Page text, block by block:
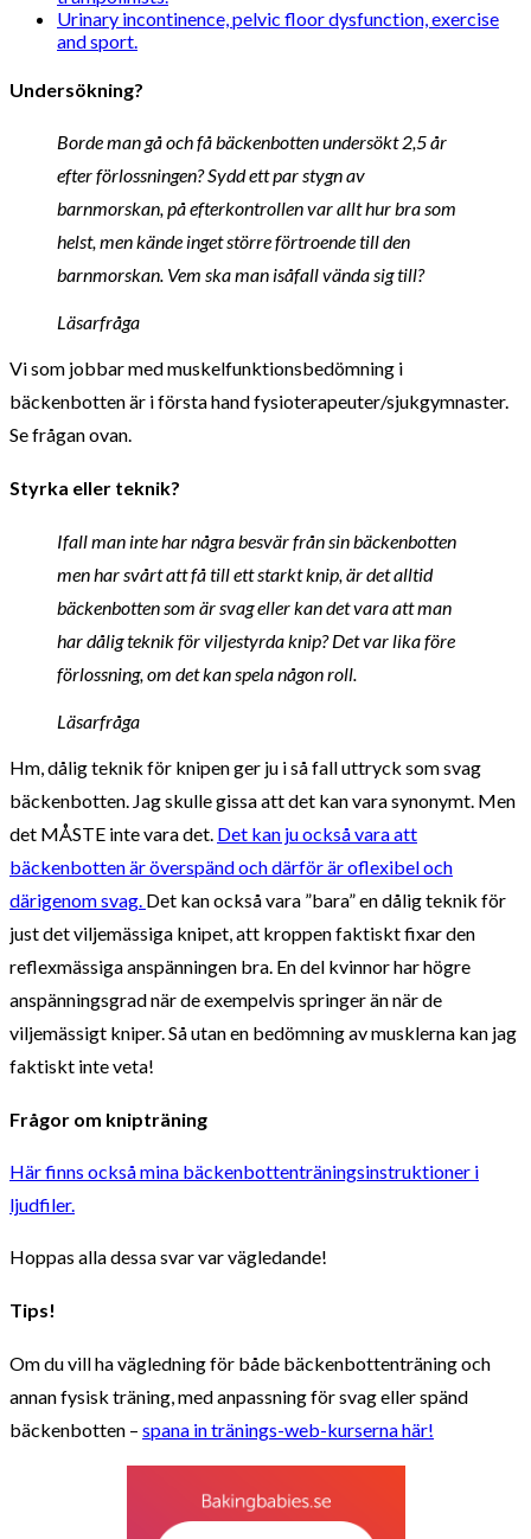
Urinary incontinence, pelvic floor dysfunction, exercise
and sport.
Undersökning?
Borde man gå och få bäckenbotten undersökt 2,5 år
efter förlossningen? Sydd ett par stygn av
barnmorskan, på efterkontrollen var allt hur bra som
helst, men kände inget större förtroende till den
barnmorskan. Vem ska man isåfall vända sig till?
Läsarfråga
Vi som jobbar med muskelfunktionsbedömning i
bäckenbotten är i första hand fysioterapeuter/sjukgymnaster.
Se frågan ovan.
Styrka eller teknik?
Ifall man inte har några besvär från sin bäckenbotten
men har svårt att få till ett starkt knip, är det alltid
bäckenbotten som är svag eller kan det vara att man
har dålig teknik för viljestyrda knip? Det var lika före
förlossning, om det kan spela någon roll.
Läsarfråga
Hm, dålig teknik för knipen ger ju i så fall uttryck som svag
bäckenbotten. Jag skulle gissa att det kan vara synonymt. Men
det MÅSTE inte vara det. Det kan ju också vara att
bäckenbotten är överspänd och därför är oflexibel och
därigenom svag. Det kan också vara ”bara” en dålig teknik för
just det viljemässiga knipet, att kroppen faktiskt fixar den
reflexmässiga anspänningen bra. En del kvinnor har högre
anspänningsgrad när de exempelvis springer än när de
viljemässigt kniper. Så utan en bedömning av musklerna kan jag
faktiskt inte veta!
Frågor om knipträning
Här finns också mina bäckenbottenträningsinstruktioner i
ljudfiler.
Hoppas alla dessa svar var vägledande!
Tips!
Om du vill ha vägledning för både bäckenbottenträning och
annan fysisk träning, med anpassning för svag eller spänd
bäckenbotten – spana in tränings-web-kurserna här!